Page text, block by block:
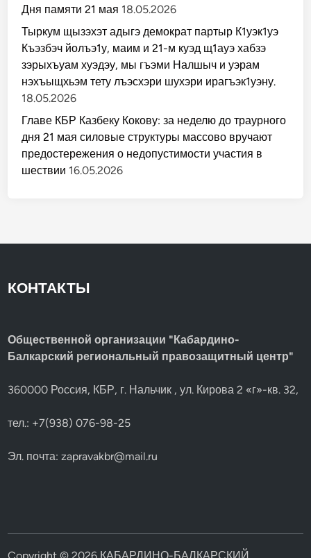
Дня памяти 21 мая 18.05.2026
Тыркум щызэхэт адыгэ демократ партыр К1уэк1уэ
Къэзбэч йолъэ1у, маим и 21-м куэд щ1ауэ хабзэ
зэрыхъуам хуэдэу, мы гъэми Налшыч и уэрам
нэхъыщхьэм тету лъэсхэри шухэри ирагъэк1уэну.
18.05.2026
Главе КБР Казбеку Кокову: за неделю до траурного
дня 21 мая силовые структуры массово вручают
предостережения о недопустимости участия в
шествии 16.05.2026
КОНТАКТЫ
Общественной организации "Кабардино-
Балкарский региональный правозащитный центр"
360000 Россия, КБР, г. Нальчик , ул. Кирова 2 «г»-кв. 32,
тел.: +7(938) 076-98-25
Эл. почта:zapravakbr@mail.ru
Copyright © 2026 КАБАРДИНО-БАЛКАРСКИЙ